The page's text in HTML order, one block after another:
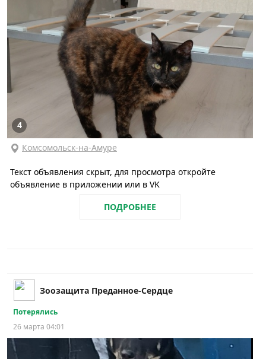
4
Комсомольск-на-Амуре
Текст объявления скрыт, для просмотра откройте
объявление в приложении или в VK
ПОДРОБНЕЕ
Зоозащита Преданное-Сердце
Потерялись
26 марта 04:01